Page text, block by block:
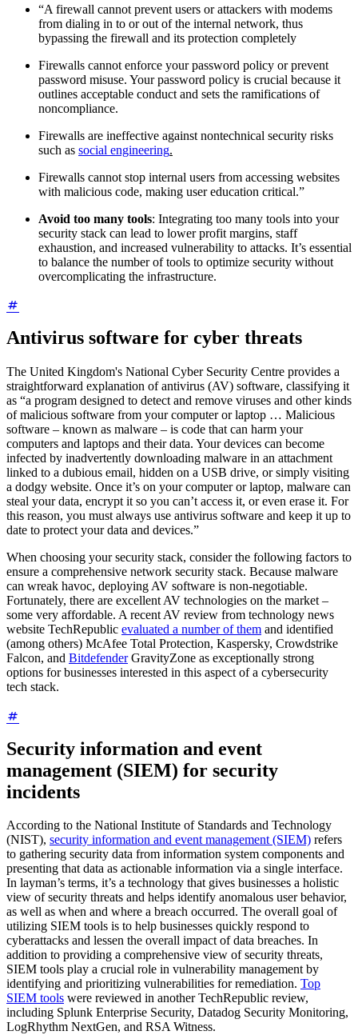
“A firewall cannot prevent users or attackers with modems
from dialing in to or out of the internal network, thus
bypassing the firewall and its protection completely
Firewalls cannot enforce your password policy or prevent
password misuse. Your password policy is crucial because it
outlines acceptable conduct and sets the ramifications of
noncompliance.
Firewalls are ineffective against nontechnical security risks
such as social engineering.
Firewalls cannot stop internal users from accessing websites
with malicious code, making user education critical.”
Avoid too many tools: Integrating too many tools into your
security stack can lead to lower profit margins, staff
exhaustion, and increased vulnerability to attacks. It’s essential
to balance the number of tools to optimize security without
overcomplicating the infrastructure.
Antivirus software for cyber threats
The United Kingdom's National Cyber Security Centre provides a
straightforward explanation of antivirus (AV) software, classifying it
as “a program designed to detect and remove viruses and other kinds
of malicious software from your computer or laptop … Malicious
software – known as malware – is code that can harm your
computers and laptops and their data. Your devices can become
infected by inadvertently downloading malware in an attachment
linked to a dubious email, hidden on a USB drive, or simply visiting
a dodgy website. Once it’s on your computer or laptop, malware can
steal your data, encrypt it so you can’t access it, or even erase it. For
this reason, you must always use antivirus software and keep it up to
date to protect your data and devices.”
When choosing your security stack, consider the following factors to
ensure a comprehensive network security stack. Because malware
can wreak havoc, deploying AV software is non-negotiable.
Fortunately, there are excellent AV technologies on the market –
some very affordable. A recent AV review from technology news
website TechRepublic evaluated a number of them and identified
(among others) McAfee Total Protection, Kaspersky, Crowdstrike
Falcon, and BitdefenderGravityZone as exceptionally strong
options for businesses interested in this aspect of a cybersecurity
tech stack.
Security information and event
management (SIEM) for security
incidents
According to the National Institute of Standards and Technology
(NIST), security information and event management (SIEM) refers
to gathering security data from information system components and
presenting that data as actionable information via a single interface.
In layman’s terms, it’s a technology that gives businesses a holistic
view of security threats and helps identify anomalous user behavior,
as well as when and where a breach occurred. The overall goal of
utilizing SIEM tools is to help businesses quickly respond to
cyberattacks and lessen the overall impact of data breaches. In
addition to providing a comprehensive view of security threats,
SIEM tools play a crucial role in vulnerability management by
identifying and prioritizing vulnerabilities for remediation. Top
SIEM tools were reviewed in another TechRepublic review,
including Splunk Enterprise Security, Datadog Security Monitoring,
LogRhythm NextGen, and RSA Witness.